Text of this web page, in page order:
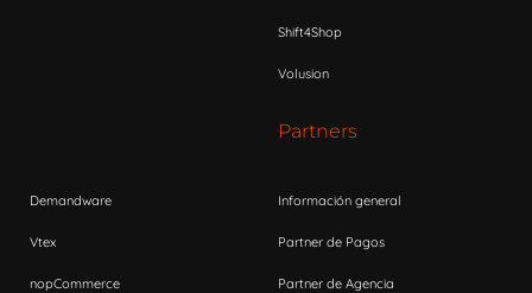
Shift4Shop
Volusion
Demandware
Vtex
nopCommerce
Partners
Información general
Partner de Pagos
Partner de Agencia